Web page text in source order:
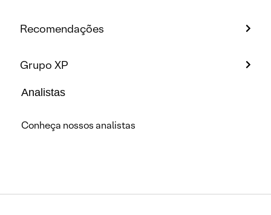
Recomendações
Grupo XP
Analistas
Conheça nossos analistas